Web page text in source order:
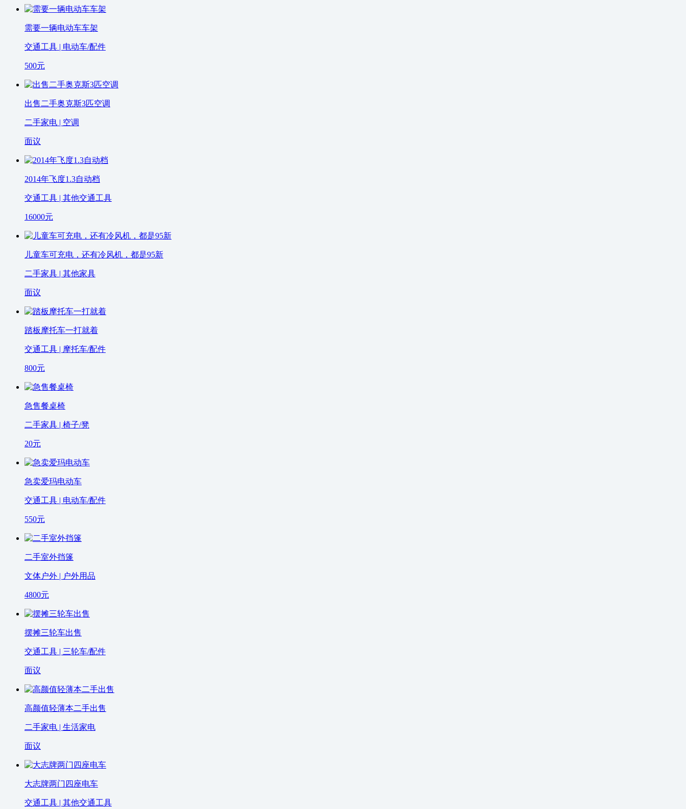
需要一辆电动车车架
交通工具 | 电动车/配件
500元
出售二手奥克斯3匹空调
二手家电 | 空调
面议
2014年飞度1.3自动档
交通工具 | 其他交通工具
16000元
儿童车可充电，还有冷风机，都是95新
二手家具 | 其他家具
面议
踏板摩托车一打就着
交通工具 | 摩托车/配件
800元
急售餐桌椅
二手家具 | 椅子/凳
20元
急卖爱玛电动车
交通工具 | 电动车/配件
550元
二手室外挡篷
文体户外 | 户外用品
4800元
摆摊三轮车出售
交通工具 | 三轮车/配件
面议
高颜值轻薄本二手出售
二手家电 | 生活家电
面议
大志牌两门四座电车
交通工具 | 其他交通工具